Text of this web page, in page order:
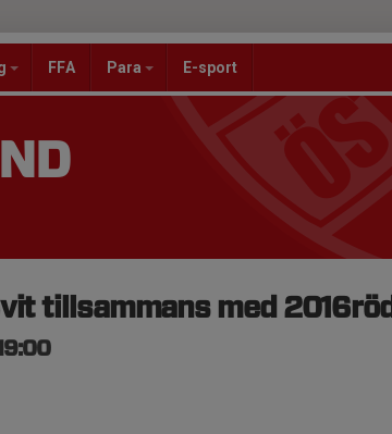
FFA Para E-sport
tillsammans med 2016röd